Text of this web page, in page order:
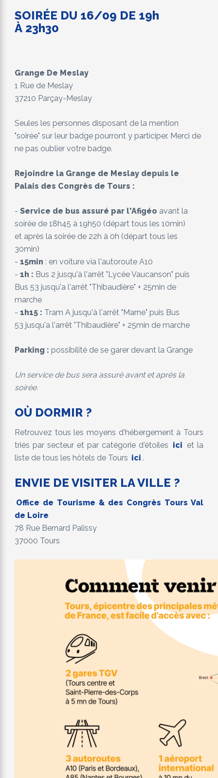
SOIRÉE DU 16/09 DE 19h
À 23h30
Grange De Meslay
1 Rue de Meslay
37210 Parçay-Meslay
Seules les personnes disposant de la mention
"soirée" sur leur badge pourront y participer. Merci de
ne pas oublier votre badge.
Rejoindre la Grange de Meslay depuis le
Palais des Congrès de Tours :
- Service de bus assuré par l'Afigéo avant la
soirée de 18h45 à 19h50 (départ tous les 10min)
et après la soirée de 22h à 0h (départ tous les
30min)
- 15min : en voiture via l'autoroute A10
- 1h : Bus 2 jusqu'à l'arrêt "Lycée Vaucanson" puis
Bus 53 jusqu'a l'arrêt "Thibaudière" + 25min de
marche
- 1h15 : Tram A jusqu'à l'arrêt "Marne" puis Bus
53 jusqu'a l'arrêt "Thibaudière" + 25min de marche
Parking : possibilité de se garer devant la Grange
Un service de bus sera assuré avant et après la
soirée.
OÙ DORMIR ?
Retrouvez tous les moyens d'hébergement à Tours
triés par secteur et par catégorie d'étoiles ici et la
liste de tous les hôtels de Tours ici .
ENVIE DE VISITER LA VILLE ?
Office de Tourisme & des Congrès Tours Val
de Loire
78 Rue Bernard Palissy
37000 Tours